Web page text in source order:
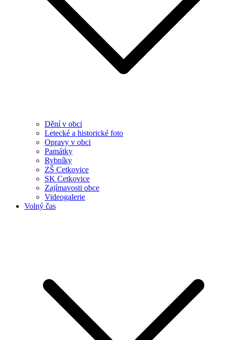
Dění v obci
Letecké a historické foto
Opravy v obci
Památky
Rybníky
ZŠ Cetkovice
SK Cetkovice
Zajímavosti obce
Videogalerie
Volný čas